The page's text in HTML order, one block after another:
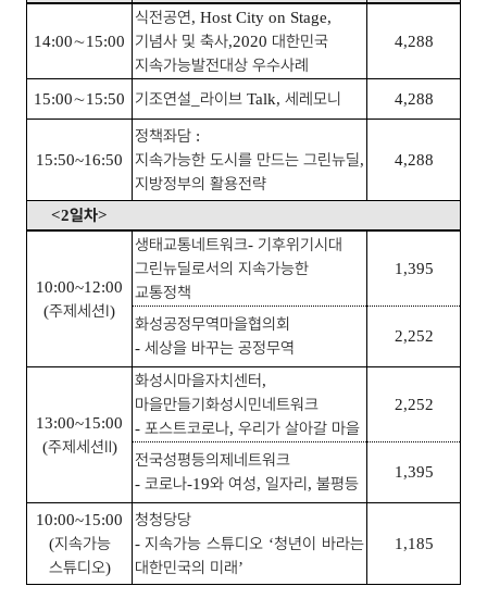
14:00∼15:00
식전공연, Host City on Stage,
기념사 및 축사,2020 대한민국
지속가능발전대상 우수사례
4,288
15:00∼15:50 기조연설 라이브 Talk, 세레모니 4,288
15:50~16:50
정책좌담 :
지속가능한 도시를 만드는 그린뉴딜,
지방정부의 활용전략
4,288
<2일차>
10:00~12:00
(주제세션Ⅰ)
생태교통네트워크- 기후위기시대
그린뉴딜로서의 지속가능한
교통정책
1,395
화성공정무역마을협의회
- 세상을 바꾸는 공정무역
2,252
13:00~15:00
(주제세션Ⅱ)
화성시마을자치센터,
마을만들기화성시민네트워크
- 포스트코로나, 우리가 살아갈 마을
2,252
전국성평등의제네트워크
- 코로나-19와 여성, 일자리, 불평등
1,395
10:00~15:00
(지속가능
스튜디오)
청청당당
- 지속가능 스튜디오 ‘청년이 바라는
대한민국의 미래’
1,185